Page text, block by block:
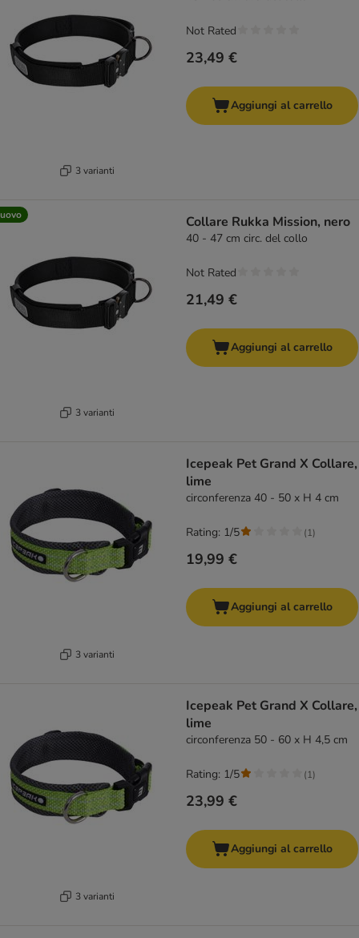
3 varianti
23,49 €
Not Rated
Aggiungi al carrello
3 varianti
Collare Rukka Mission, nero
40 - 47 cm circ. del collo
21,49 €
Not Rated
Aggiungi al carrello
3 varianti
Icepeak Pet Grand X Collare,
lime
circonferenza 40 - 50 x H 4 cm
19,99 €
Rating: 1/5 (1)
Aggiungi al carrello
3 varianti
Icepeak Pet Grand X Collare,
lime
circonferenza 50 - 60 x H 4,5 cm
23,99 €
Rating: 1/5 (1)
Aggiungi al carrello